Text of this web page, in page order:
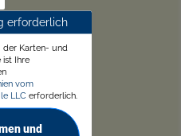
erforderlich
der Karten- und
ist Ihre
vom
LLC erforderlich.
und